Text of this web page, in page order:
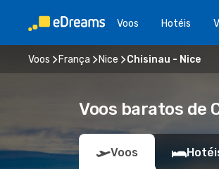
Voos Hotéis
Voos França Nice Chisinau - Nice
Voos baratos de
Voos